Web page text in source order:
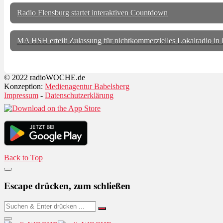
Radio Flensburg startet interaktiven Countdown
MA HSH erteilt Zulassung für nichtkommerzielles Lokalradio in
© 2022 radioWOCHE.de
Konzeption: Medienagentur Babelsberg
Impressum - Datenschutzerklärung
Back to Top
Escape drücken, zum schließen